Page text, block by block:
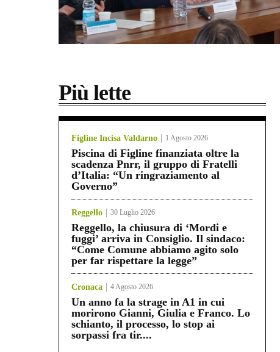
Più lette
Figline Incisa Valdarno 1 Agosto 2026
Piscina di Figline finanziata oltre la
scadenza Pnrr, il gruppo di Fratelli
d’Italia: “Un ringraziamento al
Governo”
Reggello 30 Luglio 2026
Reggello, la chiusura di ‘Mordi e
fuggi’ arriva in Consiglio. Il sindaco:
“Come Comune abbiamo agito solo
per far rispettare la legge”
Cronaca 4 Agosto 2026
Un anno fa la strage in A1 in cui
morirono Gianni, Giulia e Franco. Lo
schianto, il processo, lo stop ai
sorpassi fra tir....